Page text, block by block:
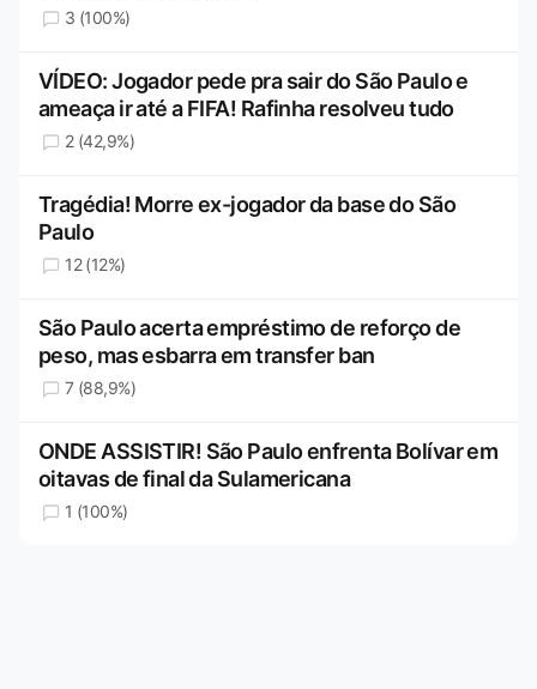
3 (100%)
VÍDEO: Jogador pede pra sair do São Paulo e
ameaça ir até a FIFA! Rafinha resolveu tudo
2 (42,9%)
Tragédia! Morre ex-jogador da base do São
Paulo
12 (12%)
São Paulo acerta empréstimo de reforço de
peso, mas esbarra em transfer ban
7 (88,9%)
ONDE ASSISTIR! São Paulo enfrenta Bolívar em
oitavas de final da Sulamericana
1 (100%)